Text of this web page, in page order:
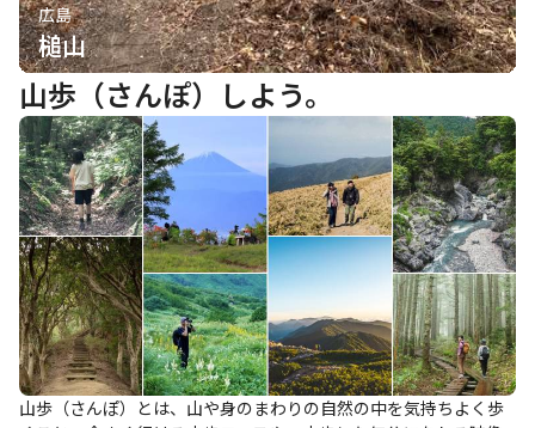
広島
槌山
山歩（さんぽ）しよう。
山歩（さんぽ）とは、山や身のまわりの自然の中を気持ちよく歩